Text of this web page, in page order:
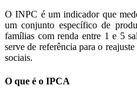
O INPC é um indicador que
um conjunto específico de
famílias com renda entre 1 e 5
serve de referência para o
sociais.
O que é o IPCA